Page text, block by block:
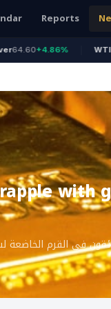
Reports
+4.86% WTI Oil
with
في القرم